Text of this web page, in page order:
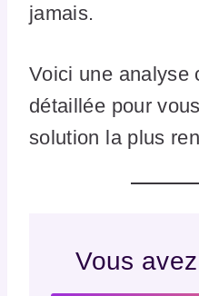
jamais.
Voici une analyse
détaillée pour
solution la plus
Vous